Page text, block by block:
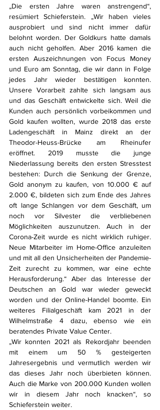
„Die ersten Jahre waren anstrengend“,
resümiert Schieferstein. „Wir haben vieles
ausprobiert und sind nicht immer dafür
belohnt worden. Der Goldkurs hatte damals
auch nicht geholfen. Aber 2016 kamen die
ersten Auszeichnungen von Focus Money
und Euro am Sonntag, die wir dann in Folge
jedes Jahr wieder bestätigen konnten.
Unsere Vorarbeit zahlte sich langsam aus
und das Geschäft entwickelte sich. Weil die
Kunden auch persönlich vorbeikommen und
Gold kaufen wollten, wurde 2018 das erste
Ladengeschäft in Mainz direkt an der
Theodor-Heuss-Brücke am Rheinufer
eröffnet. 2019 musste die junge
Niederlassung bereits den ersten Stresstest
bestehen: Durch die Senkung der Grenze,
Gold anonym zu kaufen, von 10.000 € auf
2.000 €, bildeten sich zum Ende des Jahres
oft lange Schlangen vor dem Geschäft, um
noch vor Silvester die verbliebenen
Möglichkeiten auszunutzen. Auch in der
Corona-Zeit wurde es nicht wirklich ruhiger.
Neue Mitarbeiter im Home-Office anzuleiten
und mit all den Unsicherheiten der Pandemie-
Zeit zurecht zu kommen, war eine echte
Herausforderung.“ Aber das Interesse der
Deutschen an Gold war wieder geweckt
worden und der Online-Handel boomte. Ein
weiteres Filialgeschäft kam 2021 in der
Wilhelmstraße 4 dazu, ebenso wie ein
beratendes Private Value Center.
„Wir konnten 2021 als Rekordjahr beenden
mit einem um 50 % gesteigerten
Jahresergebnis und vermutlich werden wir
das dieses Jahr noch überbieten können.
Auch die Marke von 200.000 Kunden wollen
wir in diesem Jahr noch knacken“, so
Schieferstein weiter.